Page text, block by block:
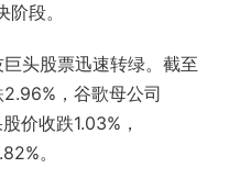
段。
头股票迅速转绿。截至
，谷歌母公司
价收跌1.03%，
。